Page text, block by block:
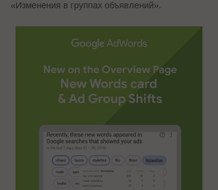
«Изменения в группах объявлений».